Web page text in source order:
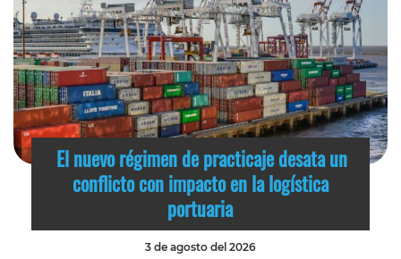
El nuevo régimen de practicaje desata un
conflicto con impacto en la logística
portuaria
3 de agosto del 2026